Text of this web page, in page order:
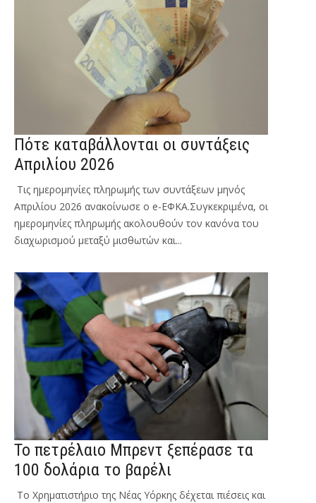
Πότε καταβάλλονται οι συντάξεις
Απριλίου 2026
Τις ημερομηνίες πληρωμής των συντάξεων μηνός
Απριλίου 2026 ανακοίνωσε ο e-ΕΦΚΑ.Συγκεκριμένα, οι
ημερομηνίες πληρωμής ακολουθούν τον κανόνα του
διαχωρισμού μεταξύ μισθωτών και...
Το πετρέλαιο Μπρεντ ξεπέρασε τα
100 δολάρια το βαρέλι
Το Χρηματιστήριο της Νέας Υόρκης δέχεται πιέσεις και